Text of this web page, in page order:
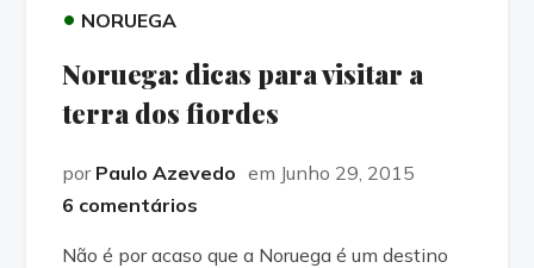
• NORUEGA
Noruega: dicas para visitar a
terra dos fiordes
por Paulo Azevedo em Junho 29, 2015
6 comentários
Não é por acaso que a Noruega é um destino